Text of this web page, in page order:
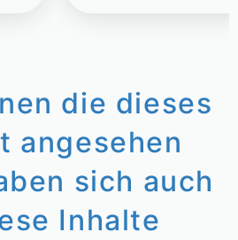
die dieses
angesehen
sich auch
Inhalte